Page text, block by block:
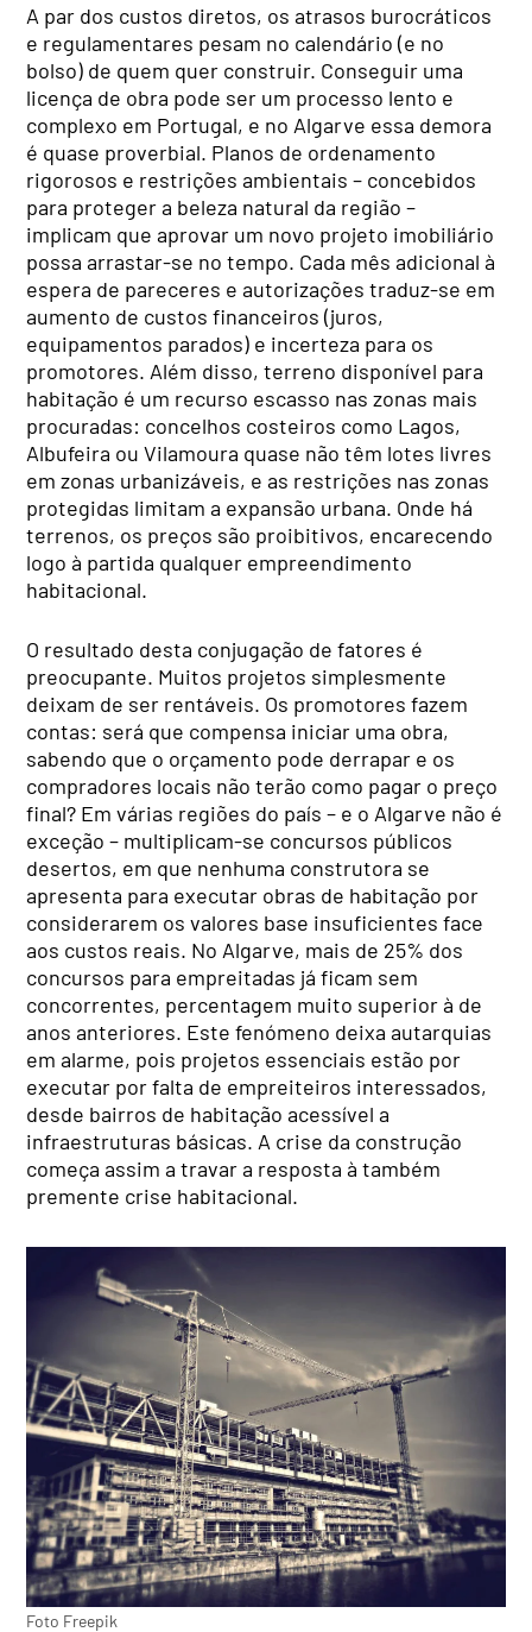
A par dos custos diretos, os atrasos burocráticos
e regulamentares pesam no calendário (e no
bolso) de quem quer construir. Conseguir uma
licença de obra pode ser um processo lento e
complexo em Portugal, e no Algarve essa demora
é quase proverbial. Planos de ordenamento
rigorosos e restrições ambientais – concebidos
para proteger a beleza natural da região –
implicam que aprovar um novo projeto imobiliário
possa arrastar-se no tempo. Cada mês adicional à
espera de pareceres e autorizações traduz-se em
aumento de custos financeiros (juros,
equipamentos parados) e incerteza para os
promotores. Além disso, terreno disponível para
habitação é um recurso escasso nas zonas mais
procuradas: concelhos costeiros como Lagos,
Albufeira ou Vilamoura quase não têm lotes livres
em zonas urbanizáveis, e as restrições nas zonas
protegidas limitam a expansão urbana. Onde há
terrenos, os preços são proibitivos, encarecendo
logo à partida qualquer empreendimento
habitacional.
O resultado desta conjugação de fatores é
preocupante. Muitos projetos simplesmente
deixam de ser rentáveis. Os promotores fazem
contas: será que compensa iniciar uma obra,
sabendo que o orçamento pode derrapar e os
compradores locais não terão como pagar o preço
final? Em várias regiões do país – e o Algarve não é
exceção – multiplicam-se concursos públicos
desertos, em que nenhuma construtora se
apresenta para executar obras de habitação por
considerarem os valores base insuficientes face
aos custos reais. No Algarve, mais de 25% dos
concursos para empreitadas já ficam sem
concorrentes, percentagem muito superior à de
anos anteriores. Este fenómeno deixa autarquias
em alarme, pois projetos essenciais estão por
executar por falta de empreiteiros interessados,
desde bairros de habitação acessível a
infraestruturas básicas. A crise da construção
começa assim a travar a resposta à também
premente crise habitacional.
Foto Freepik